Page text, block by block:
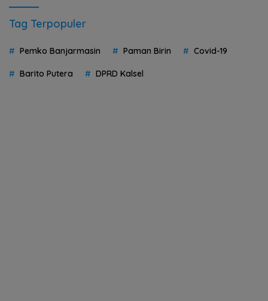
Tag Terpopuler
Pemko Banjarmasin Paman Birin Covid-19
Barito Putera DPRD Kalsel